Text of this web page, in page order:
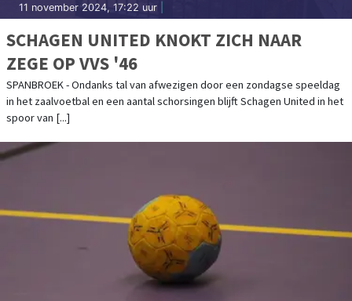
11 november 2024, 17:22 uur
SCHAGEN UNITED KNOKT ZICH NAAR
ZEGE OP VVS '46
SPANBROEK - Ondanks tal van afwezigen door een zondagse speeldag
in het zaalvoetbal en een aantal schorsingen blijft Schagen United in het
spoor van [...]